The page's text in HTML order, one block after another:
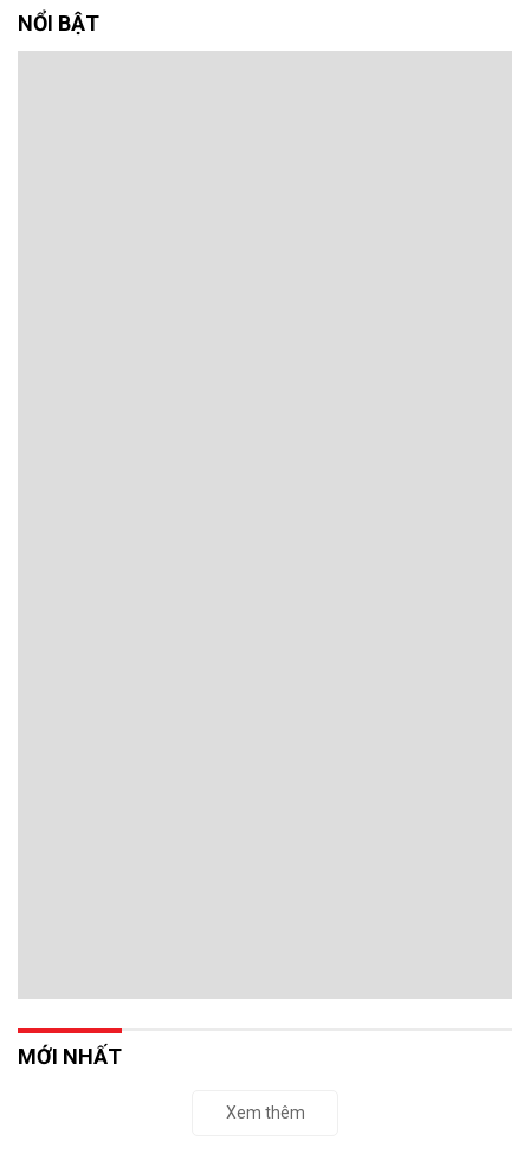
NỔI BẬT
MỚI NHẤT
Xem thêm